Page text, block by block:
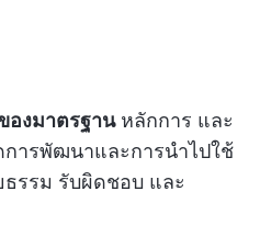
องมาตรฐานหลักการ และ
ารพัฒนาและการนำไปใช้
ธรรม รับผิดชอบ และ